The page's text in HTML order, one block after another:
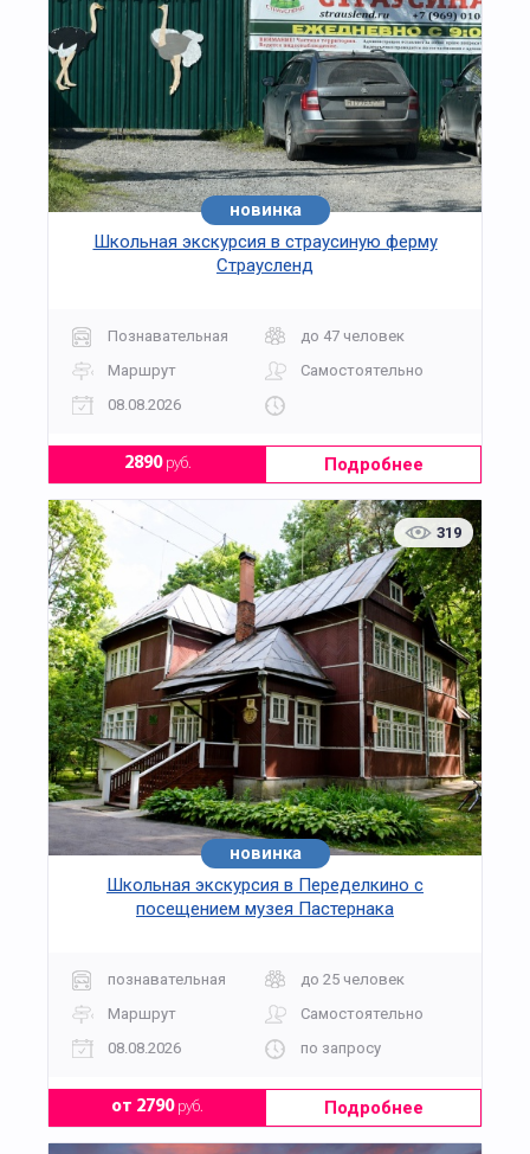
новинка
Школьная экскурсия в страусиную ферму
Страусленд
Познавательная
до 47 человек
Маршрут
Самостоятельно
08.08.2026
2890руб. Подробнее
319
новинка
Школьная экскурсия в Переделкино с
посещением музея Пастернака
познавательная
до 25 человек
Маршрут
Самостоятельно
08.08.2026
по запросу
от 2790руб. Подробнее